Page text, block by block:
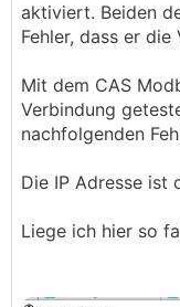
aktiviert. Beiden
Fehler, dass er
Mit dem CAS
Verbindung
nachfolgenden
Die IP Adresse ist
Liege ich hier so